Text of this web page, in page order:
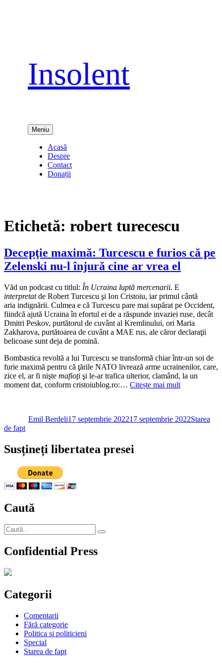
Insolent
Meniu
Acasă
Despre
Contact
Donații
Etichetă: robert turecescu
Decepţie maximă: Turcescu e furios că pe
Zelenski nu-l înjură cine ar vrea el
Văd un podcast cu titlul: În Ucraina luptă mercenarii. E
interpretatde Robert Turcescu şi Ion Cristoiu, iar primul cântă
aria indignării. Culmea e că Turcescu pare mai supărat pe Occident,
fiindcă ajută Ucraina în efortul ei de a răspunde invaziei ruse, decât
Dmitri Peskov, purtătorul de cuvânt al Kremlinului, ori Maria
Zakharova, purtătoarea de cuvânt a MAE rus, ale căror declaraţii
belicoase sunt deja de pomină.
Bombastica revoltă a lui Turcescu se transformă chiar într-un soi de
furie maximă pentru că ţările NATO livrează arme ucrainenilor, care,
zice el, ar fi nişte mafioţi şi le-ar trafica ulterior, clamând, la un
moment dat, conform cristoiublog.ro:… Citește mai mult
Emil Berdeli17 septembrie 202217 septembrie 2022Starea
de fapt
Susțineți libertatea presei
Caută
Caută
după:
Căutare
Confidential Press
Categorii
Comentarii
Fără categorie
Politica si politicieni
Special
Starea de fapt